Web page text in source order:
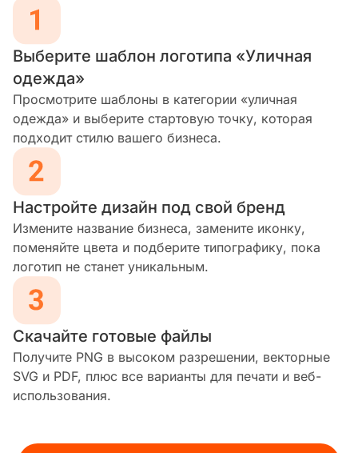
Выберите шаблон логотипа «Уличная
одежда»
Просмотрите шаблоны в категории «уличная
одежда» и выберите стартовую точку, которая
подходит стилю вашего бизнеса.
Настройте дизайн под свой бренд
Измените название бизнеса, замените иконку,
поменяйте цвета и подберите типографику, пока
логотип не станет уникальным.
Скачайте готовые файлы
Получите PNG в высоком разрешении, векторные
SVG и PDF, плюс все варианты для печати и веб-
использования.